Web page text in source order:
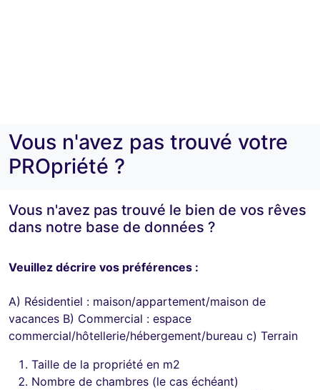
Vous n'avez pas trouvé votre
PROpriété ?
Vous n'avez pas trouvé le bien de vos rêves
dans notre base de données ?
Veuillez décrire vos préférences :
A) Résidentiel : maison/appartement/maison de
vacances B) Commercial : espace
commercial/hôtellerie/hébergement/bureau c) Terrain
Taille de la propriété en m2
Nombre de chambres (le cas échéant)